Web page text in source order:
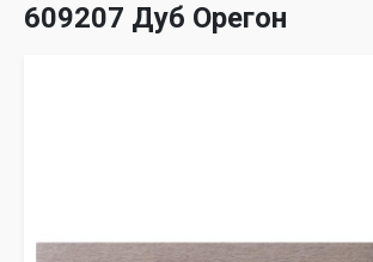
609207 Дуб Орегон